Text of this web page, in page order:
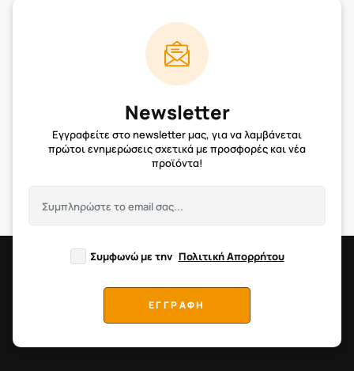
Newsletter
Εγγραφείτε στο newsletter μας, για να λαμβάνεται
πρώτοι ενημερώσεις σχετικά με προσφορές και νέα
προϊόντα!
Συμφωνώ με την Πολιτική Απορρήτου
ΕΓΓΡΑΦΗ